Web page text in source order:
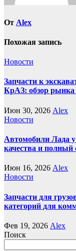
От Alex
Похожая запись
Новости
Запчасти к
КрАЗ: обзор рынка
Июн 30, 2026 Alex
Новости
Автомобили Лада
качества и полный
Июн 16, 2026 Alex
Новости
Запчасти для
категорий для
Фев 19, 2026 Alex
Поиск